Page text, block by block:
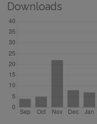
Downloads